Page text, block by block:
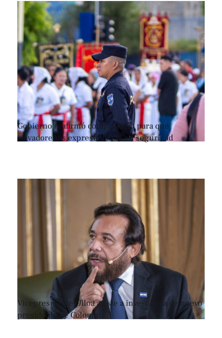
Gobierno reafirmó compromiso para que
salvadoreños expresen su fe en seguridad
Vicepresidente Ulloa asiste a investidura de nuevo
presidente de Colombia